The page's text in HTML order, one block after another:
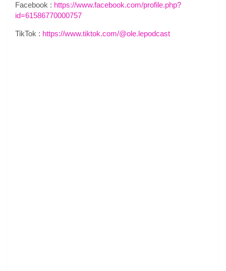
Facebook : https://www.facebook.com/profile.php?
id=61586770000757
TikTok : https://www.tiktok.com/@ole.lepodcast